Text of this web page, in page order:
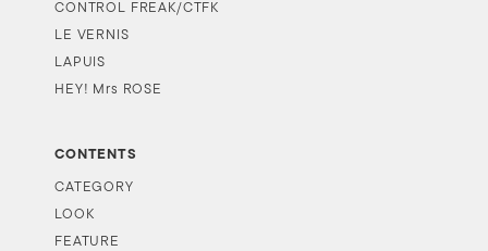
CONTROL FREAK/CTFK
LE VERNIS
LAPUIS
HEY! Mrs ROSE
CONTENTS
CATEGORY
LOOK
FEATURE